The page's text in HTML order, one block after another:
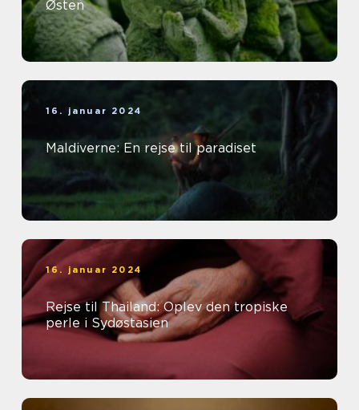
Østen
16. januar 2024
Maldiverne: En rejse til paradiset
16. januar 2024
Rejse til Thailand: Oplev den tropiske
perle i Sydøstasien